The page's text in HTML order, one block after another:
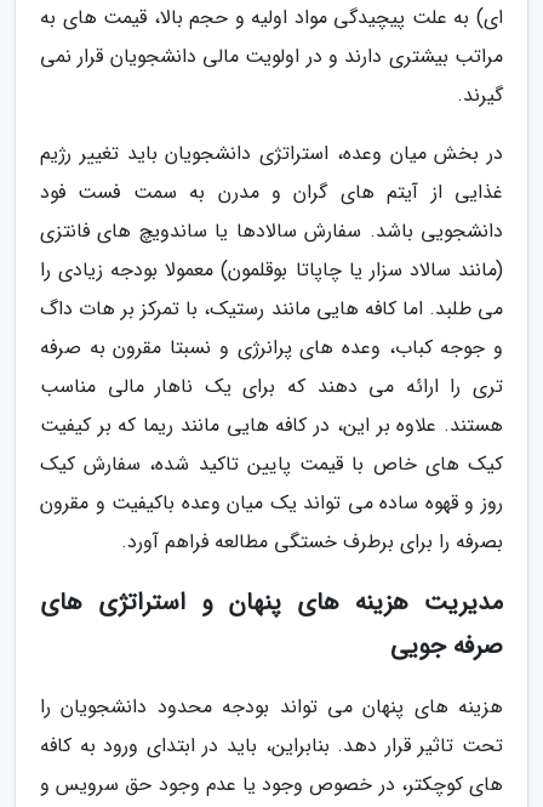
ای) به علت پیچیدگی مواد اولیه و حجم بالا، قیمت های به
مراتب بیشتری دارند و در اولویت مالی دانشجویان قرار نمی
گیرند.
در بخش میان وعده، استراتژی دانشجویان باید تغییر رژیم
غذایی از آیتم های گران و مدرن به سمت فست فود
دانشجویی باشد. سفارش سالادها یا ساندویچ های فانتزی
(مانند سالاد سزار یا چاپاتا بوقلمون) معمولا بودجه زیادی را
می طلبد. اما کافه هایی مانند رستیک، با تمرکز بر هات داگ
و جوجه کباب، وعده های پرانرژی و نسبتا مقرون به صرفه
تری را ارائه می دهند که برای یک ناهار مالی مناسب
هستند. علاوه بر این، در کافه هایی مانند ریما که بر کیفیت
کیک های خاص با قیمت پایین تاکید شده، سفارش کیک
روز و قهوه ساده می تواند یک میان وعده باکیفیت و مقرون
بصرفه را برای برطرف خستگی مطالعه فراهم آورد.
مدیریت هزینه های پنهان و استراتژی های
صرفه جویی
هزینه های پنهان می تواند بودجه محدود دانشجویان را
تحت تاثیر قرار دهد. بنابراین، باید در ابتدای ورود به کافه
های کوچکتر، در خصوص وجود یا عدم وجود حق سرویس و